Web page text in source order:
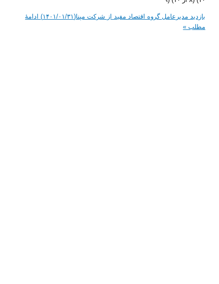
گروه اقتصاد مفید از شرکت مپنا(۱۴۰۱/۰۱/۳۱)
ادامۀ